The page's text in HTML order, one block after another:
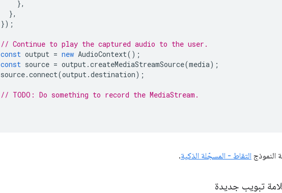
},
},
});
// Continue to play the captured audio to the user.
const output = new AudioContext();
const source = output.createMediaStreamSource(media);
source.connect(output.destination);
// TODO: Do something to record the MediaStream.
النموذج التقاط - المسجّلة الذكية.
تبويب جديدة